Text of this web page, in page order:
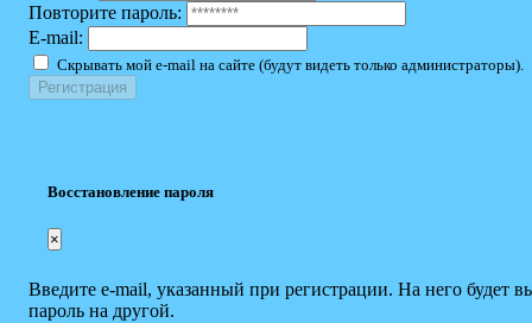
Повторите пароль:
E-mail:
Скрывать мой e-mail на сайте (будут видеть только администраторы).
Восстановление пароля
×
Введите e-mail, указанный при регистрации. На него будет
пароль на другой.